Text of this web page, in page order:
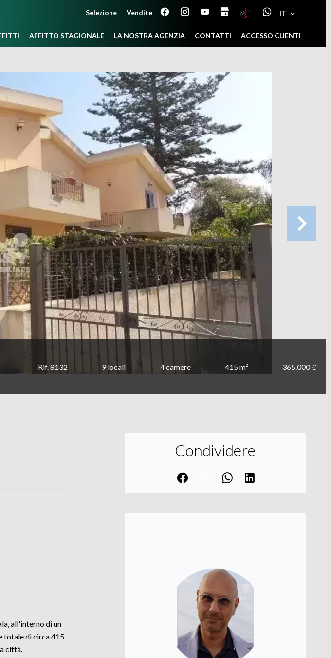
Selezione Vendite IT
AFFITTO STAGIONALE LA NOSTRA AGENZIA CONTATTI ACCESSO CLIENTI
Rif. 8132 9 locali 4 camere 415 m² 365.000 €
all'interno di un
totale di circa 415
città.
Condividere